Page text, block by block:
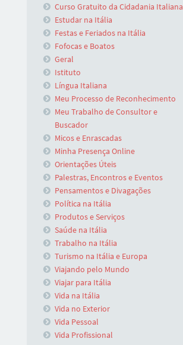
Curso Gratuito da Cidadania Italiana
Estudar na Itália
Festas e Feriados na Itália
Fofocas e Boatos
Geral
Istituto
Língua Italiana
Meu Processo de Reconhecimento
Meu Trabalho de Consultor e
Buscador
Micos e Enrascadas
Minha Presença Online
Orientações Úteis
Palestras, Encontros e Eventos
Pensamentos e Divagações
Política na Itália
Produtos e Serviços
Saúde na Itália
Trabalho na Itália
Turismo na Itália e Europa
Viajando pelo Mundo
Viajar para Itália
Vida na Itália
Vida no Exterior
Vida Pessoal
Vida Profissional